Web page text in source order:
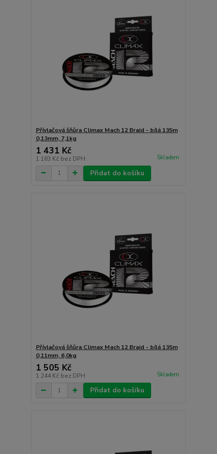
Přívlačová šňůra Climax Mach 12 Braid - bílá 135m
0,13mm, 7,1kg
1 431 Kč
1 183 Kč bez DPH Skladem
Přidat do košíku
Přívlačová šňůra Climax Mach 12 Braid - bílá 135m
0,11mm, 6,0kg
1 505 Kč
1 244 Kč bez DPH Skladem
Přidat do košíku